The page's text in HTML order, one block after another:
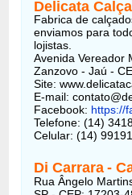
Delicata
Fabrica de
enviamos para
lojistas.
Avenida Vereador
Zanzovo - Jaú -
Site:
E-mail:
Facebook: https://
Telefone: (14)
Celular: (14)
Di Carrara -
Rua Ângelo